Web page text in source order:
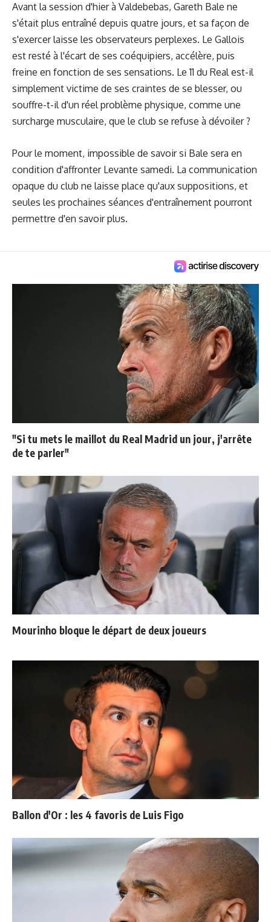
Avant la session d'hier à Valdebebas, Gareth Bale ne
s'était plus entraîné depuis quatre jours, et sa façon de
s'exercer laisse les observateurs perplexes. Le Gallois
est resté à l'écart de ses coéquipiers, accélère, puis
freine en fonction de ses sensations. Le 11 du Real est-il
simplement victime de ses craintes de se blesser, ou
souffre-t-il d'un réel problème physique, comme une
surcharge musculaire, que le club se refuse à dévoiler ?
Pour le moment, impossible de savoir si Bale sera en
condition d'affronter Levante samedi. La communication
opaque du club ne laisse place qu'aux suppositions, et
seules les prochaines séances d'entraînement pourront
permettre d'en savoir plus.
"Si tu mets le maillot du Real Madrid un jour, j'arrête
de te parler"
Mourinho bloque le départ de deux joueurs
Ballon d'Or : les 4 favoris de Luis Figo